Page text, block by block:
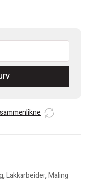
,Lakkarbeider,Maling